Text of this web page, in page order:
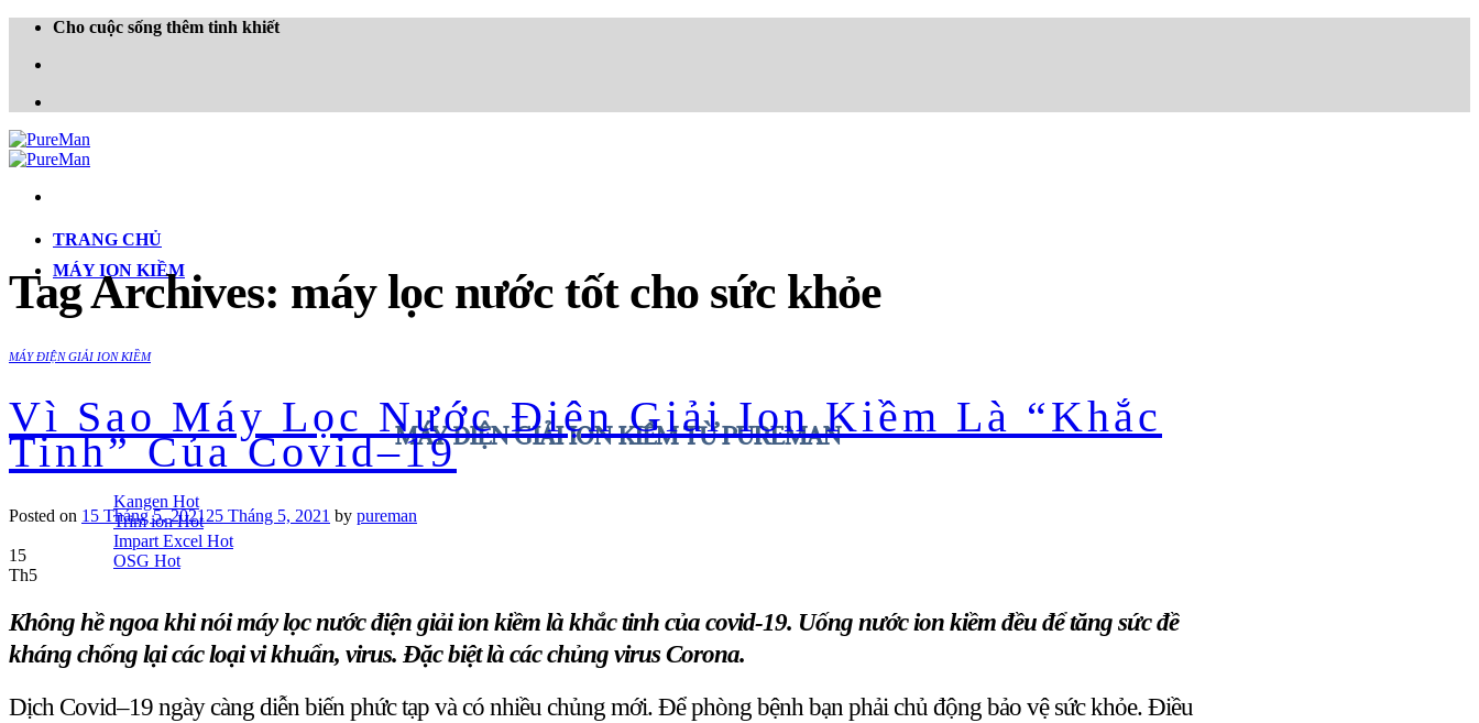
Skip
content
Cho cuộc sống thêm tinh khiết
TRANG CHỦ
MÁY ION KIỀM
MÁY ĐIỆN GIẢI ION KIỀM TỪ PUREMAN
Kangen
Trim ion
Impart Excel
OSG
Tag Archives: máy lọc nước tốt cho sức khỏe
MÁY ĐIỆN GIẢI ION KIỀM
Vì Sao Máy Lọc Nước Điện Giải Ion Kiềm Là “Khắc
Tinh” Của Covid–19
Posted on 15 Tháng 5, 202125 Tháng 5, 2021 by pureman
15
Th5
Không hề ngoa khi nói máy lọc nước điện giải ion kiềm là khắc tinh của covid-19. Uống nước ion kiềm đều để tăng sức đề
kháng chống lại các loại vi khuẩn, virus. Đặc biệt là các chủng virus Corona.
Dịch Covid–19 ngày càng diễn biến phức tạp và có nhiều chủng mới. Để phòng bệnh bạn phải chủ động bảo vệ sức khỏe. Điều